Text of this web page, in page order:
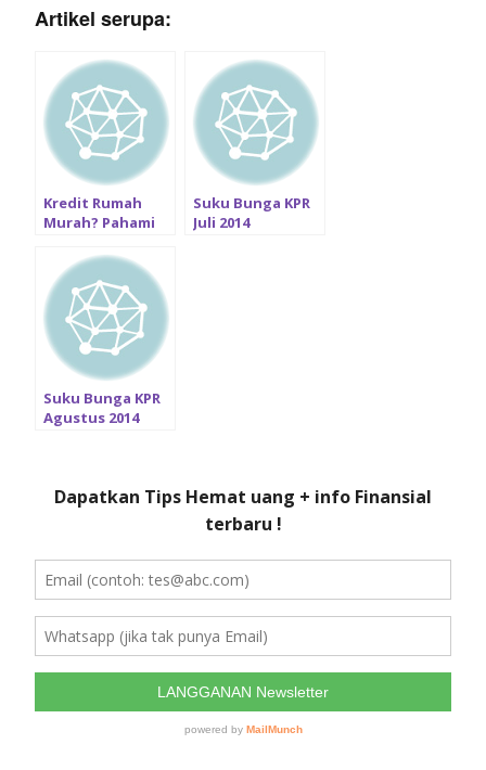
Artikel serupa:
Kredit Rumah
Murah? Pahami
Suku Bunga KPR
Juli 2014
Suku Bunga KPR
Agustus 2014